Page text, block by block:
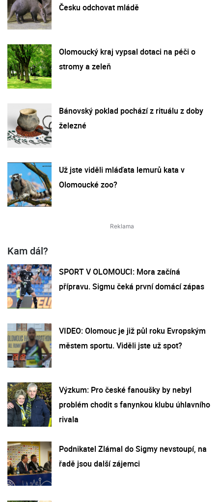
Česku odchovat mládě
Olomoucký kraj vypsal dotaci na péči o
stromy a zeleň
Bánovský poklad pochází z rituálu z doby
železné
Už jste viděli mláďata lemurů kata v
Olomoucké zoo?
Kam dál?
SPORT V OLOMOUCI: Mora začíná
přípravu. Sigmu čeká první domácí zápas
VIDEO: Olomouc je již půl roku Evropským
městem sportu. Viděli jste už spot?
Výzkum: Pro české fanoušky by nebyl
problém chodit s fanynkou klubu úhlavního
rivala
Podnikatel Zlámal do Sigmy nevstoupí, na
řadě jsou další zájemci